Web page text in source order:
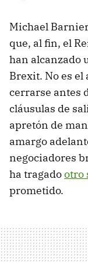
Michael
que, al fin, el
han alcanzado
Brexit. No es
cerrarse antes
cláusulas de
apretón de
amargo
negociadores
ha tragadootro
prometido.